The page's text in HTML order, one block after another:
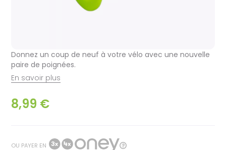
Donnez un coup de neuf à votre vélo avec une nouvelle
paire de poignées.
En savoir plus
8,99 €
OU PAYER EN